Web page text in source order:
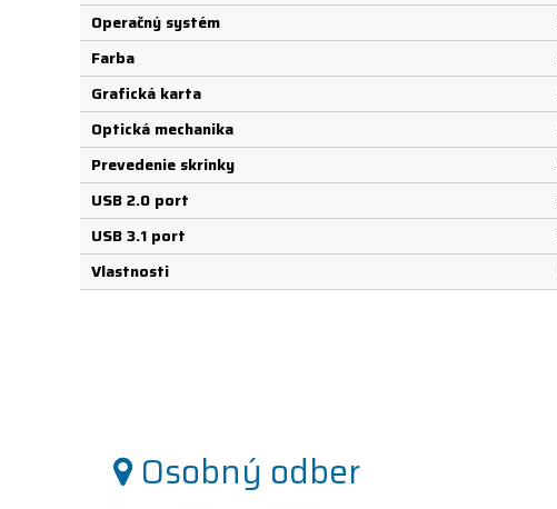
Operačný systém
Farba
Grafická karta
Optická mechanika
Prevedenie skrinky
USB 2.0 port
USB 3.1 port
Vlastnosti
Osobný odber